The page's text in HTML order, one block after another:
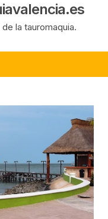
la tauromaquia.